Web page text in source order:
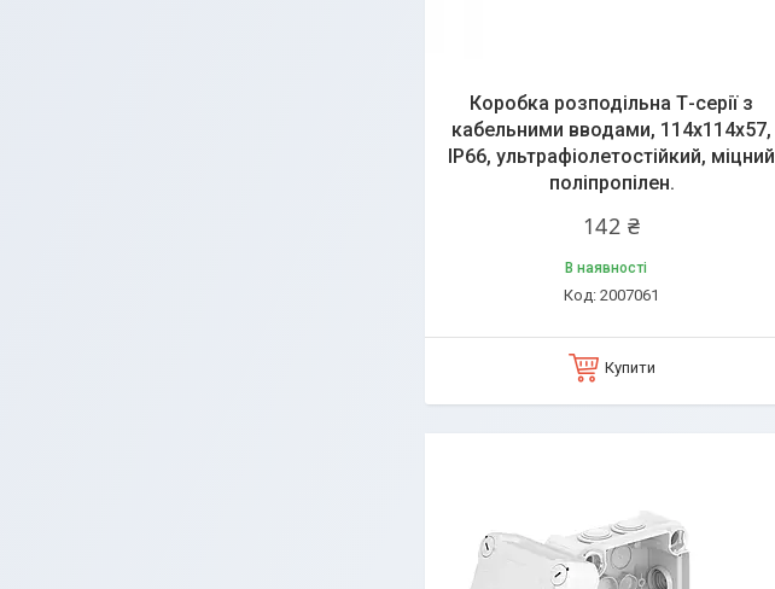
Коробка розподільна Т-серії з
кабельними вводами, 114х114х57,
IP66, ультрафіолетостійкий, міцний
поліпропілен.
142 ₴
В наявності
2007061
Купити